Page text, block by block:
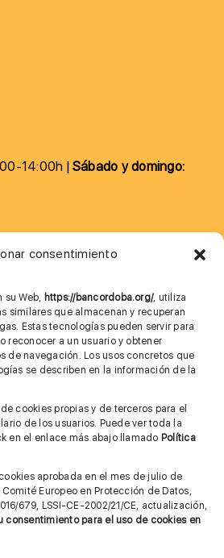
consentimiento
su Web, https://bancordoba.org/, utiliza
similares que almacenan y recuperan
Estas tecnologías pueden servir para
reconocer a un usuario y obtener
de navegación. Los usos concretos que
se describen en la información de la
cookies propias y de terceros para el
de los usuarios. Puede ver toda la
en el enlace más abajo llamado Política
aprobada en el mes de julio de
Europeo en Protección de Datos,
679, LSSI-CE-2002/21/CE, actualización,
consentimiento para el uso de cookies en
14:00h |Sábado y domingo: